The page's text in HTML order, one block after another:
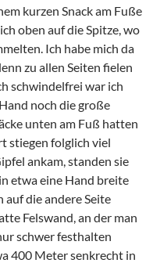
kurzen Snack am Fuße
oben auf die Spitze, wo
Ich habe mich da
zu allen Seiten fielen
schwindelfrei war ich
noch die große
unten am Fuß hatten
stiegen folglich viel
ankam, standen sie
etwa eine Hand breite
auf die andere Seite
Felswand, an der man
schwer festhalten
400 Meter senkrecht in